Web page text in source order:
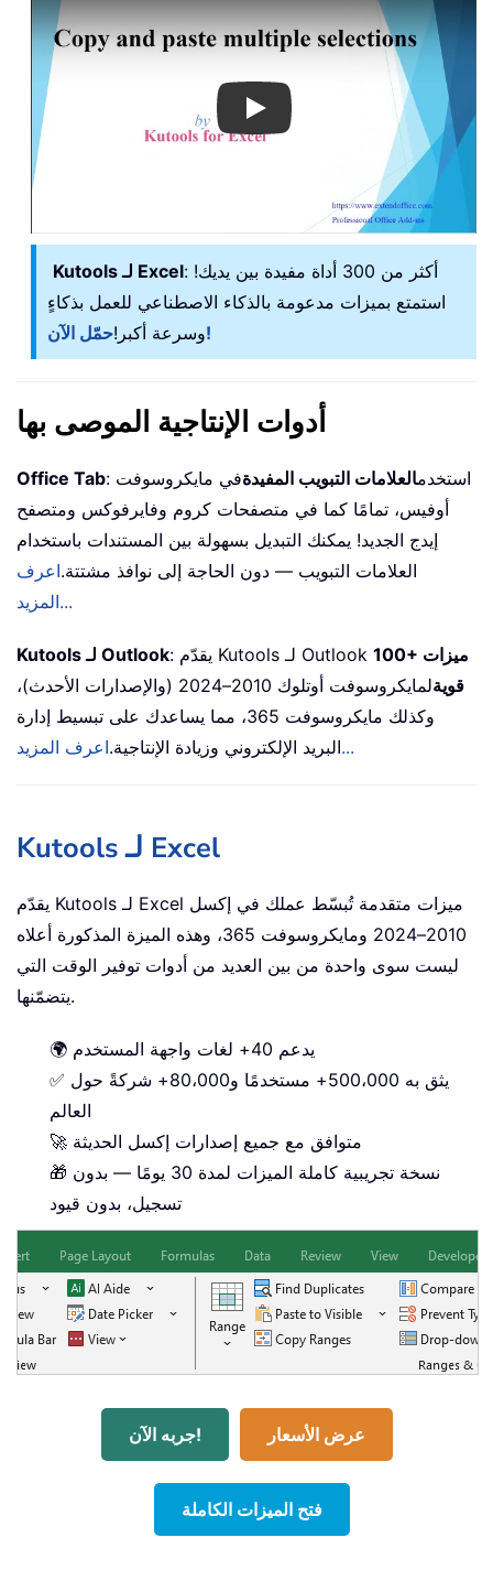
Play
Kutools لـ Excel: أكثر من 300 أداة مفيدة بين يديك!
استمتع بميزات مدعومة بالذكاء الاصطناعي للعمل بذكاءٍ
وسرعة أكبر!حمّل الآن!
أدوات الإنتاجية الموصى بها
Office Tab : استخدمالعلامات التبويب المفيدةفي مايكروسوفت
أوفيس، تمامًا كما في متصفحات كروم وفايرفوكس ومتصفح
إيدج الجديد! يمكنك التبديل بسهولة بين المستندات باستخدام
العلامات التبويب — دون الحاجة إلى نوافذ مشتتة.اعرف
المزيد...
Kutools لـ Outlook : يقدّم Kutools لـ Outlook 100+ ميزات
قوية
لمايكروسوفت أوتلوك 2010–2024 (والإصدارات الأحدث)،
وكذلك مايكروسوفت 365، مما يساعدك على تبسيط إدارة
البريد الإلكتروني وزيادة الإنتاجية.اعرف المزيد...
Kutools لـ Excel
يقدّم Kutools لـ Excel ميزات متقدمة تُبسّط عملك في إكسل
2010–2024 ومايكروسوفت 365، وهذه الميزة المذكورة أعلاه
ليست سوى واحدة من بين العديد من أدوات توفير الوقت التي
يتضمّنها.
🌍 يدعم 40+ لغات واجهة المستخدم
✅ يثق به 500،000+ مستخدمًا و80،000+ شركةً حول
العالم
🚀 متوافق مع جميع إصدارات إكسل الحديثة
🎁 نسخة تجريبية كاملة الميزات لمدة 30 يومًا — بدون
تسجيل، بدون قيود
جربه الآن! عرض الأسعار
فتح الميزات الكاملة